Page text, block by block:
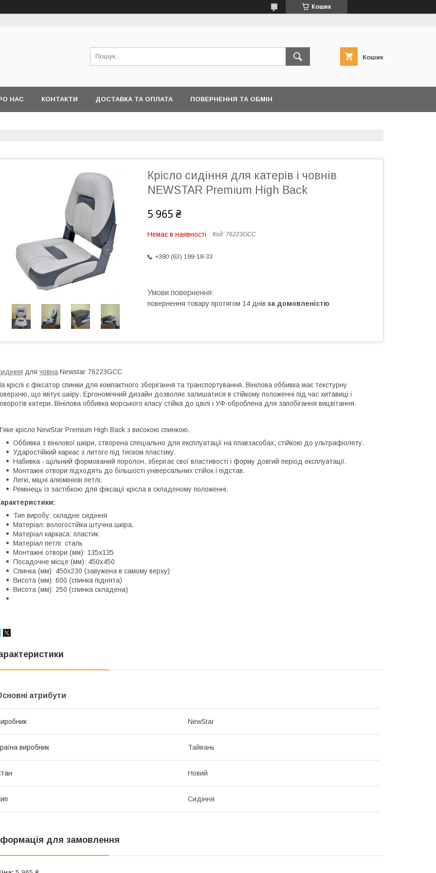
Кошик
Кошик
НАС КОНТАКТИ ДОСТАВКА ТА ОПЛАТА ПОВЕРНЕННЯ ТА ОБМІН
Крісло сидіння для катерів і човнів
NEWSTAR Premium High Back
5 965 ₴
Немає в наявності Код: 76223GCC
+380 (63) 199-18-33
повернення товару протягом 14 днів за домовленістю
для човна Newstar 76223GCC
кріслі є фіксатор спинки для компактного зберігання та транспортування. Вінілова оббивка має текстурну
що імітує шкіру. Ергономічний дизайн дозволяє залишатися в стійкому положенні під час хитавиці і
катери. Вінілова оббивка морського класу стійка до цвілі і УФ-оброблена для запобігання вицвітання.
крісло NewStar Premium High Back з високою спинкою.
Оббивка з вінілової шкіри, створена спеціально для експлуатації на плавзасобах, стійкою до ультрафіолету.
Ударостійкий каркас з литого під тиском пластику.
Набивка - щільний формований поролон, зберігає свої властивості і форму довгий період експлуатації.
Монтажні отвори підходять до більшості універсальних стійок і підстав.
Легкі, міцні алюмінієві петлі.
Ремінець із застібкою для фіксації крісла в складеному положенні.
Тип виробу: складне сидіння
Матеріал: вологостійка штучна шкіра.
Матеріал каркаса: пластик
Матеріал петлі: сталь
Монтажні отвори (мм): 135х135
Посадочне місце (мм): 450х450
Спинка (мм): 450х230 (завужена в самому верху)
Висота (мм): 600 (спинка піднята)
Висота (мм): 250 (спинка складена)
атрибути
NewStar
виробник Тайвань
Новий
Сидіння
для замовлення